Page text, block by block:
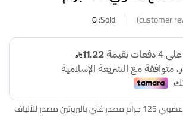
Sold:
0
جرام مصدر غني بالبروتينمصدر للألياف